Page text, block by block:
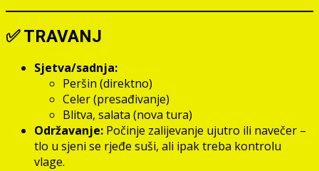
✅TRAVANJ
Sjetva/sadnja:
Peršin (direktno)
Celer (presađivanje)
Blitva, salata (nova tura)
Održavanje: Počinje zalijevanje ujutro ili navečer –
tlo u sjeni se rjeđe suši, ali ipak treba kontrolu
vlage.